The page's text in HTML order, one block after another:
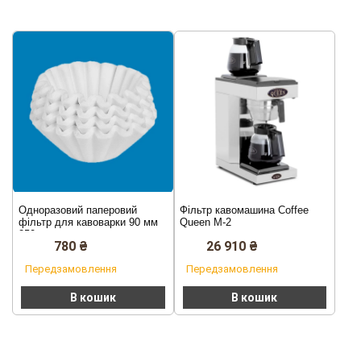
Одноразовий паперовий
фільтр для кавоварки 90 мм
250 шт
780 ₴
Передзамовлення
В кошик
Фільтр кавомашина Coffee
Queen M-2
26 910 ₴
Передзамовлення
В кошик